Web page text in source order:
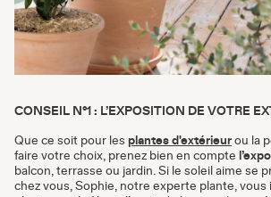
CONSEIL N°1 : L’EXPOSITION DE VOTRE
Que ce soit pour les plantes d'extérieur ou la
faire votre choix, prenez bien en compte
balcon, terrasse ou jardin. Si le soleil aime se
chez vous, Sophie, notre experte plante, vous